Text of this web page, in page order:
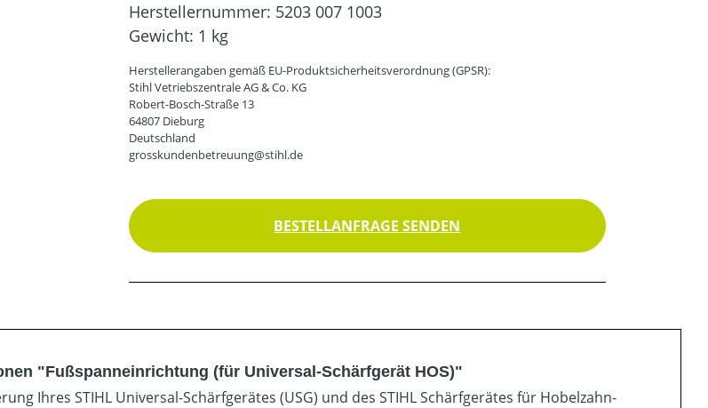
Herstellernummer: 5203 007 1003
Gewicht: 1 kg
Herstellerangaben gemäß EU-Produktsicherheitsverordnung (GPSR):
Stihl Vetriebszentrale AG & Co. KG
Robert-Bosch-Straße 13
64807 Dieburg
Deutschland
grosskundenbetreuung@stihl.de
BESTELLANFRAGE SENDEN
"Fußspanneinrichtung (für Universal-Schärfgerät HOS)"
Ihres STIHL Universal-Schärfgerätes (USG) und des STIHL Schärfgerätes für Hobelzahn-